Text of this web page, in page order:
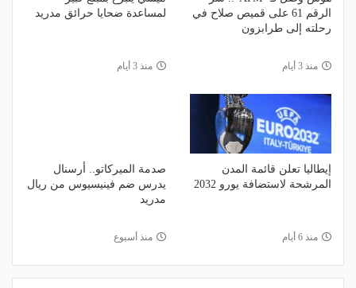
الرقم 61 على قميص صلاح في
رحلته إلى طرابزون
منذ 3 أيام
لمساعدة ضحايا حرائق مدريد
منذ 3 أيام
إيطاليا تعلن قائمة المدن
المرشحة لاستضافة يورو 2032
منذ 6 أيام
صدمة الميركاتو.. أرسنال
يدرس ضم فينيسيوس من ريال
مدريد
منذ أسبوع